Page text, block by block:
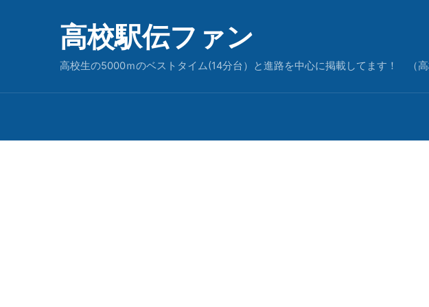
高校駅伝ファン
高校生の5000ｍのベストタイム(14分台）と進路を中心に掲載してます！ （高